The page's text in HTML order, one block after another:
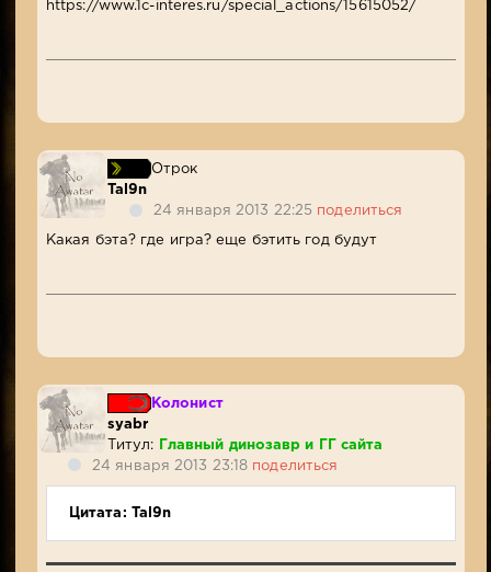
https://www.1c-interes.ru/special_actions/15615052/
Отрок
Tal9n
24 января 2013 22:25 поделиться
Какая бэта? где игра? еще бэтить год будут
Колонист
syabr
Титул:
Главный динозавр и ГГ сайта
24 января 2013 23:18 поделиться
Цитата: Tal9n